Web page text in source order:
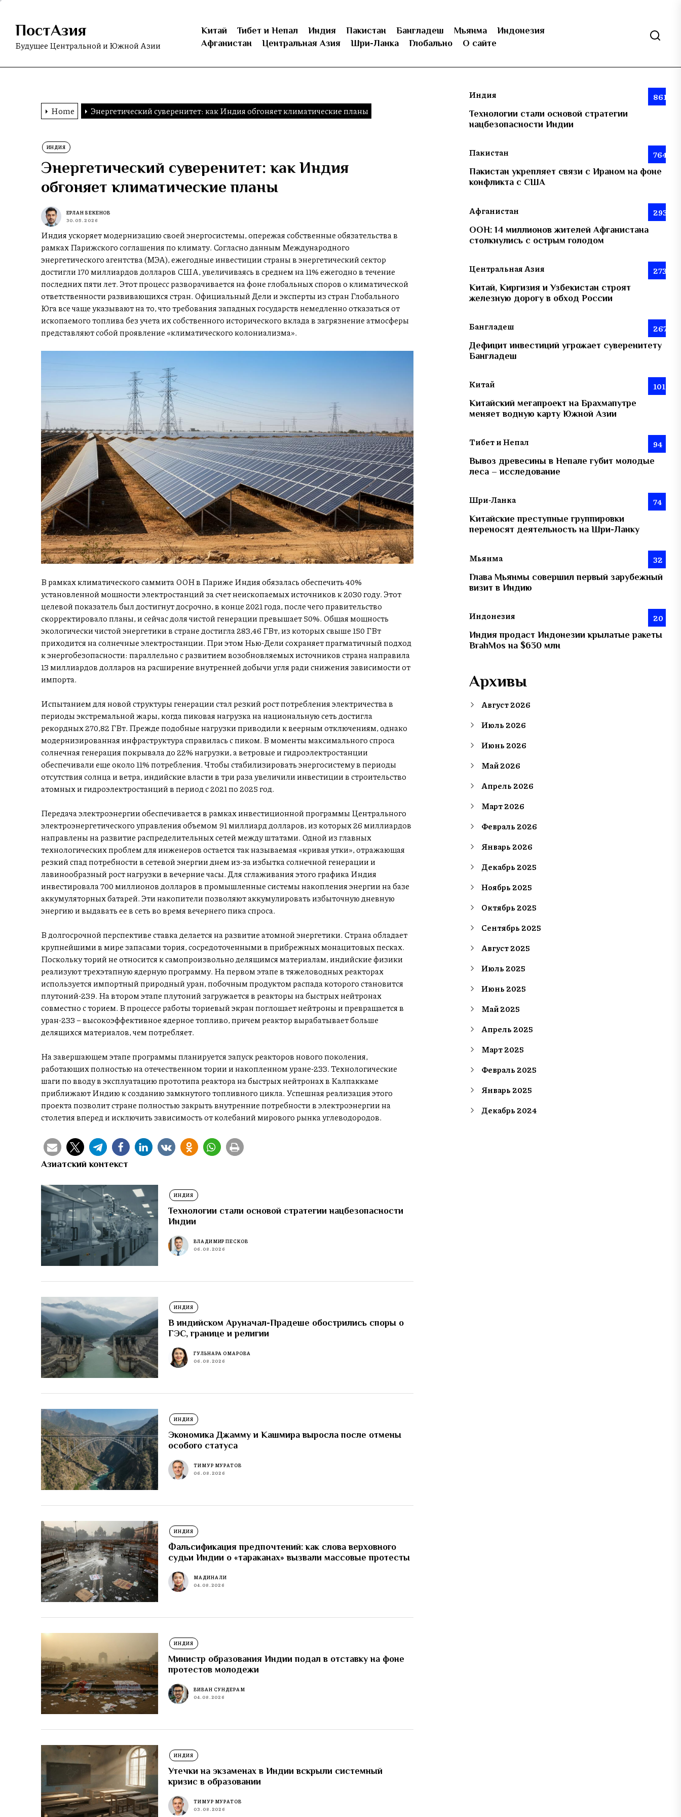
Skip
content
ПостАзия
Будущее Центральной и Южной Азии
Китай Тибет и Непал Индия Пакистан Бангладеш Мьянма
Индонезия
Афганистан
Центральная Азия Шри-Ланка Глобально О сайте
Home Энергетический суверенитет: как Индия обгоняет климатические планы
ИНДИЯ
Энергетический суверенитет: как Индия
обгоняет климатические планы
ЕРЛАН БЕКЕНОВ
30.05.2026
Индия ускоряет модернизацию своей энергосистемы, опережая собственные обязательства в
рамках Парижского соглашения по климату. Согласно данным Международного
энергетического агентства (МЭА), ежегодные инвестиции страны в энергетический сектор
достигли 170 миллиардов долларов США, увеличиваясь в среднем на 11% ежегодно в течение
последних пяти лет. Этот процесс разворачивается на фоне глобальных споров о климатической
ответственности развивающихся стран. Официальный Дели и эксперты из стран Глобального
Юга все чаще указывают на то, что требования западных государств немедленно отказаться от
ископаемого топлива без учета их собственного исторического вклада в загрязнение атмосферы
представляют собой проявление «климатического колониализма».
В рамках климатического саммита ООН в Париже Индия обязалась обеспечить 40%
установленной мощности электростанций за счет неископаемых источников к 2030 году. Этот
целевой показатель был достигнут досрочно, в конце 2021 года, после чего правительство
скорректировало планы, и сейчас доля чистой генерации превышает 50%. Общая мощность
экологически чистой энергетики в стране достигла 283,46 ГВт, из которых свыше 150 ГВт
приходится на солнечные электростанции. При этом Нью-Дели сохраняет прагматичный подход
к энергобезопасности: параллельно с развитием возобновляемых источников страна направила
13 миллиардов долларов на расширение внутренней добычи угля ради снижения зависимости от
импорта.
Испытанием для новой структуры генерации стал резкий рост потребления электричества в
периоды экстремальной жары, когда пиковая нагрузка на национальную сеть достигла
рекордных 270,82 ГВт. Прежде подобные нагрузки приводили к веерным отключениям, однако
модернизированная инфраструктура справилась с пиком. В моменты максимального спроса
солнечная генерация покрывала до 22% нагрузки, а ветровые и гидроэлектростанции
обеспечивали еще около 11% потребления. Чтобы стабилизировать энергосистему в периоды
отсутствия солнца и ветра, индийские власти в три раза увеличили инвестиции в строительство
атомных и гидроэлектростанций в период с 2021 по 2025 год.
Передача электроэнергии обеспечивается в рамках инвестиционной программы Центрального
электроэнергетического управления объемом 91 миллиард долларов, из которых 26 миллиардов
направлены на развитие распределительных сетей между штатами. Одной из главных
технологических проблем для инженеров остается так называемая «кривая утки», отражающая
резкий спад потребности в сетевой энергии днем из-за избытка солнечной генерации и
лавинообразный рост нагрузки в вечерние часы. Для сглаживания этого графика Индия
инвестировала 700 миллионов долларов в промышленные системы накопления энергии на базе
аккумуляторных батарей. Эти накопители позволяют аккумулировать избыточную дневную
энергию и выдавать ее в сеть во время вечернего пика спроса.
В долгосрочной перспективе ставка делается на развитие атомной энергетики. Страна обладает
крупнейшими в мире запасами тория, сосредоточенными в прибрежных монацитовых песках.
Поскольку торий не относится к самопроизвольно делящимся материалам, индийские физики
реализуют трехэтапную ядерную программу. На первом этапе в тяжеловодных реакторах
используется импортный природный уран, побочным продуктом распада которого становится
плутоний-239. На втором этапе плутоний загружается в реакторы на быстрых нейтронах
совместно с торием. В процессе работы ториевый экран поглощает нейтроны и превращается в
уран-233 – высокоэффективное ядерное топливо, причем реактор вырабатывает больше
делящихся материалов, чем потребляет.
На завершающем этапе программы планируется запуск реакторов нового поколения,
работающих полностью на отечественном тории и накопленном уране-233. Технологические
шаги по вводу в эксплуатацию прототипа реактора на быстрых нейтронах в Калпаккаме
приближают Индию к созданию замкнутого топливного цикла. Успешная реализация этого
проекта позволит стране полностью закрыть внутренние потребности в электроэнергии на
столетия вперед и исключить зависимость от колебаний мирового рынка углеводородов.
Азиатский контекст
ИНДИЯ
Технологии стали основой стратегии нацбезопасности
Индии
ВЛАДИМИР ПЕСКОВ
06.08.2026
ИНДИЯ
В индийском Аруначал-Прадеше обострились споры о
ГЭС, границе и религии
ГУЛЬНАРА ОМАРОВА
06.08.2026
ИНДИЯ
Экономика Джамму и Кашмира выросла после отмены
особого статуса
ТИМУР МУРАТОВ
06.08.2026
ИНДИЯ
Фальсификация предпочтений: как слова верховного
судьи Индии о «тараканах» вызвали массовые протесты
МАДИНА ЛИ
04.08.2026
ИНДИЯ
Министр образования Индии подал в отставку на фоне
протестов молодежи
ВИВАН СУНДЕРАМ
04.08.2026
ИНДИЯ
Утечки на экзаменах в Индии вскрыли системный
кризис в образовании
ТИМУР МУРАТОВ
03.08.2026
Индия 861
Технологии стали основой стратегии
нацбезопасности Индии
Пакистан 764
Пакистан укрепляет связи с Ираном на фоне
конфликта с США
Афганистан 293
ООН: 14 миллионов жителей Афганистана
столкнулись с острым голодом
Центральная Азия 273
Китай, Киргизия и Узбекистан строят
железную дорогу в обход России
Бангладеш 267
Дефицит инвестиций угрожает суверенитету
Бангладеш
Китай 101
Китайский мегапроект на Брахмапутре
меняет водную карту Южной Азии
Тибет и Непал 94
Вывоз древесины в Непале губит молодые
леса – исследование
Шри-Ланка 74
Китайские преступные группировки
переносят деятельность на Шри-Ланку
Мьянма 32
Глава Мьянмы совершил первый зарубежный
визит в Индию
Индонезия 20
Индия продаст Индонезии крылатые ракеты
BrahMos на $630 млн
Архивы
Август 2026
Июль 2026
Июнь 2026
Май 2026
Апрель 2026
Март 2026
Февраль 2026
Январь 2026
Декабрь 2025
Ноябрь 2025
Октябрь 2025
Сентябрь 2025
Август 2025
Июль 2025
Июнь 2025
Май 2025
Апрель 2025
Март 2025
Февраль 2025
Январь 2025
Декабрь 2024